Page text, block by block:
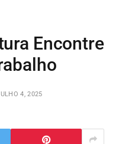
Encontre
4, 2025